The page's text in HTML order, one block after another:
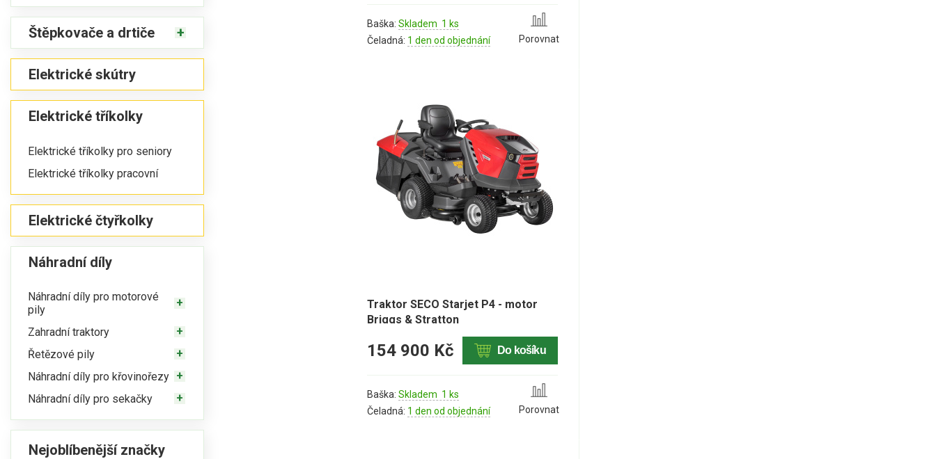
Štěpkovače a drtiče
Elektrické skútry
Elektrické tříkolky
Elektrické tříkolky pro seniory
Elektrické tříkolky pracovní
Elektrické čtyřkolky
Náhradní díly
Náhradní díly pro motorové
pily
Zahradní traktory
Řetězové pily
Náhradní díly pro křovinořezy
Náhradní díly pro sekačky
Nejoblíbenější značky
Baška: Skladem 1 ks
Čeladná: 1 den od objednání Porovnat
Traktor SECO Starjet P4 - motor
Briggs & Stratton
154 900 Kč Do košíku
Baška: Skladem 1 ks
Čeladná: 1 den od objednání Porovnat